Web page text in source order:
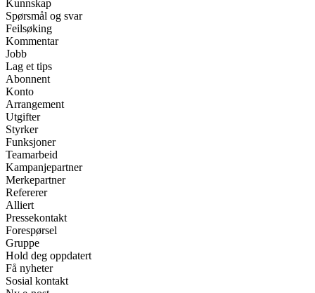
Kunnskap
Spørsmål og svar
Feilsøking
Kommentar
Jobb
Lag et tips
Abonnent
Konto
Arrangement
Utgifter
Styrker
Funksjoner
Teamarbeid
Kampanjepartner
Merkepartner
Refererer
Alliert
Pressekontakt
Forespørsel
Gruppe
Hold deg oppdatert
Få nyheter
Sosial kontakt